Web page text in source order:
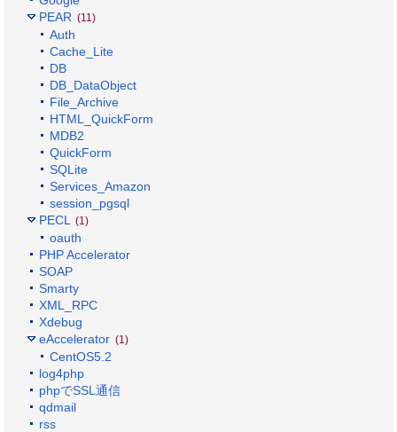
PEAR (11)
Auth
Cache_Lite
DB
DB_DataObject
File_Archive
HTML_QuickForm
MDB2
QuickForm
SQLite
Services_Amazon
session_pgsql
PECL
(1)
oauth
PHP Accelerator
SOAP
Smarty
XML_RPC
Xdebug
eAccelerator (1)
CentOS5.2
log4php
phpでSSL通信
qdmail
rss